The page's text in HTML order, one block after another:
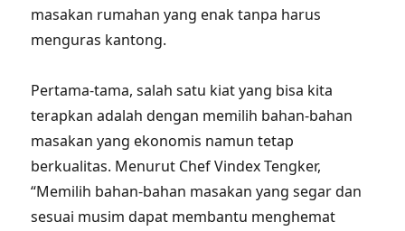
masakan rumahan yang enak tanpa harus
menguras kantong.
Pertama-tama, salah satu kiat yang bisa kita
terapkan adalah dengan memilih bahan-bahan
masakan yang ekonomis namun tetap
berkualitas. Menurut Chef Vindex Tengker,
“Memilih bahan-bahan masakan yang segar dan
sesuai musim dapat membantu menghemat